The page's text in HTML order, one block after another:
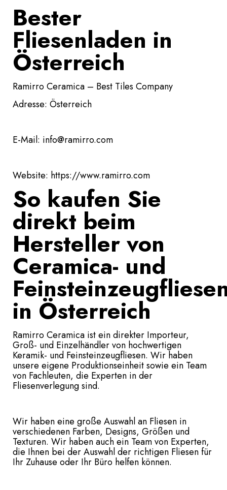
Bester
Fliesenladen in
Österreich
Ramirro Ceramica – Best Tiles Company
Adresse: Österreich
E-Mail: info@ramirro.com
Website: https://www.ramirro.com
So kaufen Sie
direkt beim
Hersteller von
Ceramica- und
in Österreich
Ramirro Ceramica ist ein direkter Importeur,
Groß- und Einzelhändler von hochwertigen
Keramik- und Feinsteinzeugfliesen. Wir haben
unsere eigene Produktionseinheit sowie ein Team
von Fachleuten, die Experten in der
Fliesenverlegung sind.
Wir haben eine große Auswahl an Fliesen in
verschiedenen Farben, Designs, Größen und
Texturen. Wir haben auch ein Team von Experten,
die Ihnen bei der Auswahl der richtigen Fliesen für
Ihr Zuhause oder Ihr Büro helfen können.